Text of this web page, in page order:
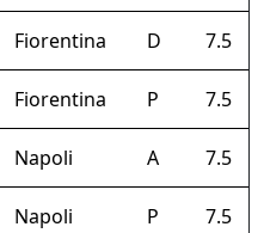
Fiorentina D 7.5
Fiorentina P 7.5
Napoli A 7.5
Napoli P 7.5